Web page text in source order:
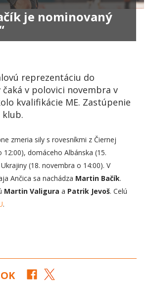
je nominovaný
reprezentáciu do
v polovici novembra v
kvalifikácie ME. Zastúpenie
klub.
zmeria sily s rovesníkmi z Čiernej
12:00), domáceho Albánska (15.
(18. novembra o 14:00). V
Ančica sa nachádza Martin Bačík.
Martin Valigura a Patrik Jevoš. Celú
.